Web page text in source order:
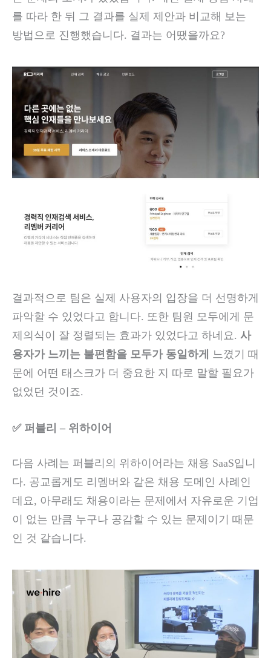
를 따라 한 뒤 그 결과를 실제 제안과 비교해 보는
방법으로 진행했습니다. 결과는 어땠을까요?
결과적으로 팀은 실제 사용자의 입장을 더 선명하게
파악할 수 있었다고 합니다. 또한 팀원 모두에게 문
제의식이 잘 정렬되는 효과가 있었다고 하네요. 사
용자가 느끼는 불편함을 모두가 동일하게
느꼈기 때
문에 어떤 태스크가 더 중요한 지 따로 말할 필요가
없었던 것이죠.
✅ 퍼블리 – 위하이어
다음 사례는 퍼블리의 위하이어라는 채용 SaaS입니
다. 공교롭게도 리멤버와 같은 채용 도메인 사례인
데요, 아무래도 채용이라는 문제에서 자유로운 기업
이 없는 만큼 누구나 공감할 수 있는 문제이기 때문
인 것 같습니다.